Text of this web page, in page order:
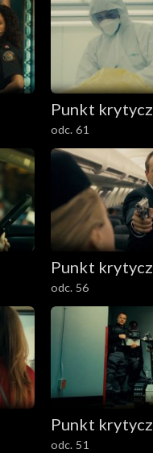
Punkt
odc. 61
Punkt
odc. 56
Punkt
odc. 51